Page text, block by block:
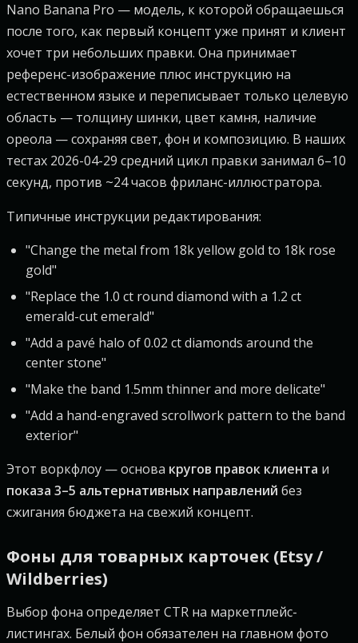
Nano Banana Pro — модель, к которой обращаешься
после того, как первый концепт уже принят и клиент
хочет три небольших правки. Она принимает
референс-изображение плюс инструкцию на
естественном языке и переписывает только целевую
область — толщину шинки, цвет камня, наличие
ореола — сохраняя свет, фон и композицию. В наших
тестах 2026-04-29 средний цикл правки занимал 6–10
секунд, против ~24 часов фриланс-иллюстратора.
Типичные инструкции редактирования:
"Change the metal from 18k yellow gold to 18k rose
gold"
"Replace the 1.0 ct round diamond with a 1.2 ct
emerald-cut emerald"
"Add a pavé halo of 0.02 ct diamonds around the
center stone"
"Make the band 1.5mm thinner and more delicate"
"Add a hand-engraved scrollwork pattern to the band
exterior"
Этот воркфлоу — основа кругов правок клиента и
показа 3–5 альтернативных направлений без
сжигания бюджета на свежий концепт.
Фоны для товарных карточек (Etsy /
Wildberries)
Выбор фона определяет CTR на маркетплейс-
листингах. Белый фон обязателен на главном фото